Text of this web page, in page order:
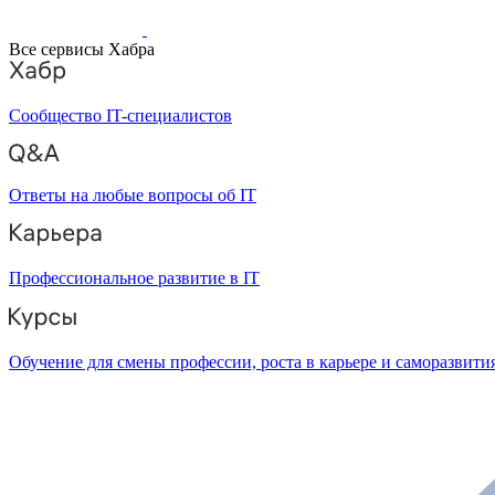
Все сервисы Хабра
Сообщество IT-специалистов
Ответы на любые вопросы об IT
Профессиональное развитие в IT
Обучение для смены профессии, роста в карьере и